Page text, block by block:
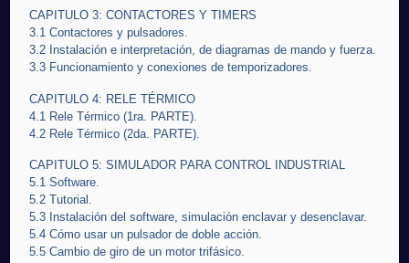
CAPITULO 3: CONTACTORES Y TIMERS
3.1 Contactores y pulsadores.
3.2 Instalación e interpretación, de diagramas de mando y fuerza.
3.3 Funcionamiento y conexiones de temporizadores.
CAPITULO 4: RELE TÉRMICO
4.1 Rele Térmico (1ra. PARTE).
4.2 Rele Térmico (2da. PARTE).
CAPITULO 5: SIMULADOR PARA CONTROL INDUSTRIAL
5.1 Software.
5.2 Tutorial.
5.3 Instalación del software, simulación enclavar y desenclavar.
5.4 Cómo usar un pulsador de doble acción.
5.5 Cambio de giro de un motor trifásico.